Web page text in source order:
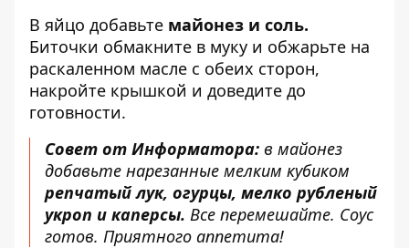
В яйцо добавьте майонез и соль.
Биточки обмакните в муку и обжарьте на
раскаленном масле с обеих сторон,
накройте крышкой и доведите до
готовности.
Совет от Информатора: в майонез
добавьте нарезанные мелким кубиком
репчатый лук, огурцы, мелко рубленый
укроп и каперсы. Все перемешайте. Соус
готов. Приятного аппетита!